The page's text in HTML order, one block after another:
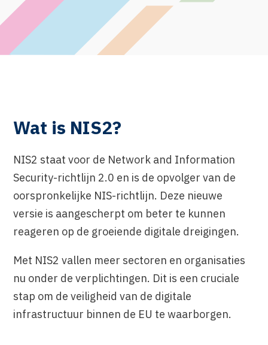
Wat is NIS2?
NIS2 staat voor de Network and Information
Security-richtlijn 2.0 en is de opvolger van de
oorspronkelijke NIS-richtlijn. Deze nieuwe
versie is aangescherpt om beter te kunnen
reageren op de groeiende digitale dreigingen.
Met NIS2 vallen meer sectoren en organisaties
nu onder de verplichtingen. Dit is een cruciale
stap om de veiligheid van de digitale
infrastructuur binnen de EU te waarborgen.